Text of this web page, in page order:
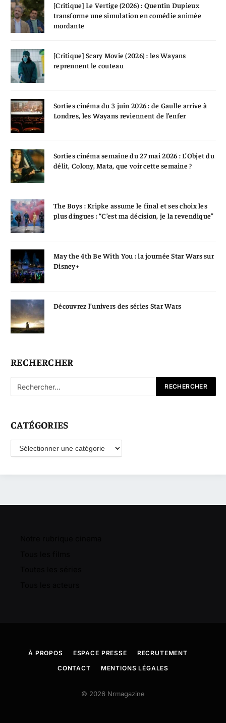
[Critique] Le Vertige (2026) : Quentin Dupieux
transforme une simulation en comédie animée
mordante
[Critique] Scary Movie (2026) : les Wayans
reprennent le couteau
Sorties cinéma du 3 juin 2026 : de Gaulle arrive à
Londres, les Wayans reviennent de l’enfer
Sorties cinéma semaine du 27 mai 2026 : L’Objet du
délit, Colony, Mata, que voir cette semaine ?
The Boys : Kripke assume le final et ses choix les
plus dingues : “C’est ma décision, je la revendique”
May the 4th Be With You : la journée Star Wars sur
Disney+
Découvrez l’univers des séries Star Wars
RECHERCHER
CATÉGORIES
Catégories
À PROPOS ESPACE PRESSE
RECRUTEMENT
CONTACT
MENTIONS LÉGALES
© 2026 Nrmagazine